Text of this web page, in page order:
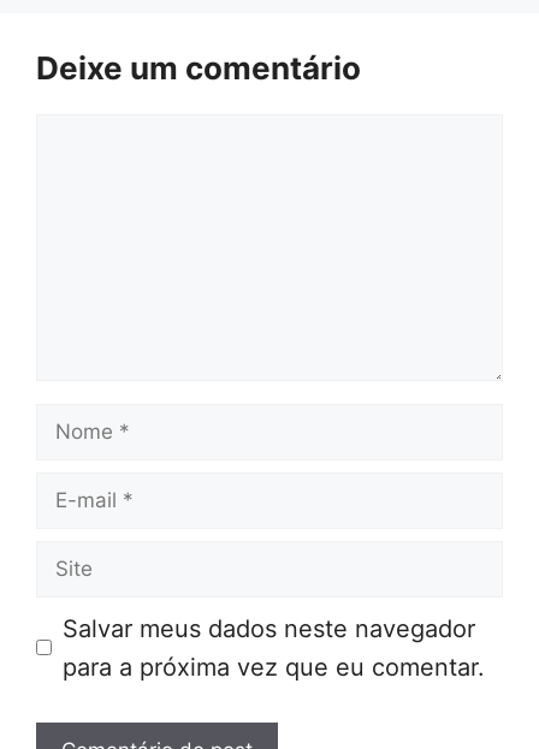
Deixe um comentário
Nome
E-
Site
Salvar meus dados neste navegador
para a próxima vez que eu comentar.